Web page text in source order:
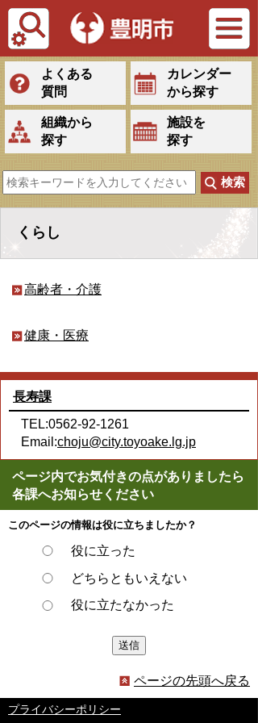
Tiếng Việt
よくある
質問
カレンダー
から探す
組織から
探す
施設を
探す
くらし
高齢者・介護
健康・医療
長寿課
TEL:0562-92-1261
Email:choju@city.toyoake.lg.jp
ページ内でお気付きの点がありましたら
各課へお知らせください
このページの情報は役に立ちましたか？
役に立った
どちらともいえない
役に立たなかった
ページの先頭へ戻る
プライバシーポリシー